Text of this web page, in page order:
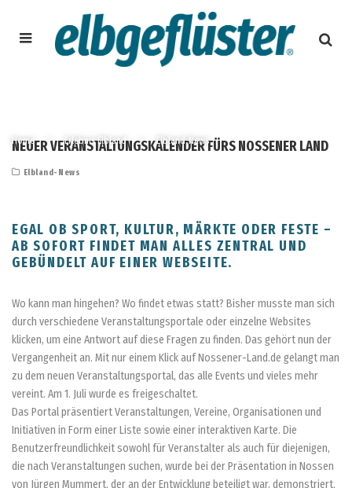
Home Erlebnis Elbland Elbland-News
NEUER VERANSTALTUNGSKALENDER FÜRS NOSSENER LAND
Elbland-News
EGAL OB SPORT, KULTUR, MÄRKTE ODER FESTE –
AB SOFORT FINDET MAN ALLES ZENTRAL UND
GEBÜNDELT AUF EINER WEBSEITE.
Wo kann man hingehen? Wo findet etwas statt? Bisher musste man sich
durch verschiedene Veranstaltungsportale oder einzelne Websites
klicken, um eine Antwort auf diese Fragen zu finden. Das gehört nun der
Vergangenheit an. Mit nur einem Klick auf Nossener-Land.de gelangt man
zu dem neuen Veranstaltungsportal, das alle Events und vieles mehr
vereint. Am 1. Juli wurde es freigeschaltet.
Das Portal präsentiert Veranstaltungen, Vereine, Organisationen und
Initiativen in Form einer Liste sowie einer interaktiven Karte. Die
Benutzerfreundlichkeit sowohl für Veranstalter als auch für diejenigen,
die nach Veranstaltungen suchen, wurde bei der Präsentation in Nossen
von Jürgen Mummert, der an der Entwicklung beteiligt war, demonstriert.